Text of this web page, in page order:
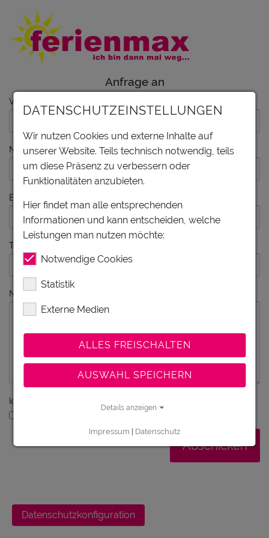
Anfrage an
Vorname
Nachname
E-Mail
Telefon
Nachricht
Ich bin ein Mensch - kein Roboter
DATENSCHUTZEINSTELLUNGEN
Wir nutzen Cookies und externe Inhalte auf
unserer Website. Teils technisch notwendig, teils
um diese Präsenz zu verbessern oder
Funktionalitäten anzubieten.
Hier findet man alle entsprechenden
Informationen und kann entscheiden, welche
Leistungen man nutzen möchte:
Notwendige Cookies
Statistik
Externe Medien
ALLES FREISCHALTEN
AUSWAHL SPEICHERN
Details anzeigen
Impressum Datenschutz
Datenschutzkonfiguration